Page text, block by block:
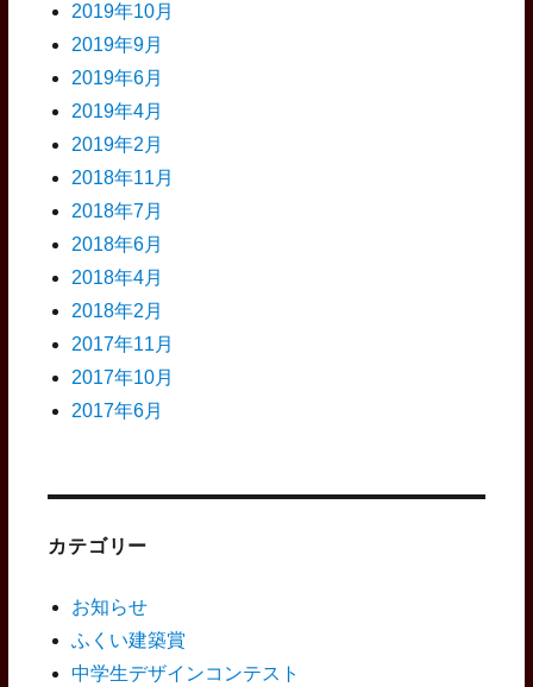
2019年10月
2019年9月
2019年6月
2019年4月
2019年2月
2018年11月
2018年7月
2018年6月
2018年4月
2018年2月
2017年11月
2017年10月
2017年6月
カテゴリー
お知らせ
ふくい建築賞
中学生デザインコンテスト